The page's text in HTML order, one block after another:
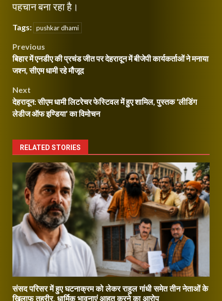
पहचान बना रहा है।
Tags: pushkar dhami
Post
navigation
Previous
बिहार में एनडीए की प्रचंड जीत पर देहरादून में बीजेपी कार्यकर्ताओं ने मनाया
जश्न, सीएम धामी रहे मौजूद
Next
देहरादून: सीएम धामी लिटरेचर फेस्टिवल में हुए शामिल, पुस्तक ‘लीडिंग
लेडीज ऑफ इण्डिया’ का विमोचन
RELATED STORIES
संसद परिसर में हुए घटनाक्रम को लेकर राहुल गांधी समेत तीन नेताओं के
खिलाफ तहरीर, धार्मिक भावनाएं आहत करने का आरोप